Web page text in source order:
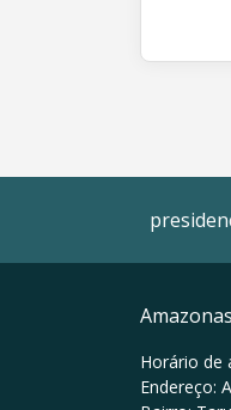
Horário de
Endereço: